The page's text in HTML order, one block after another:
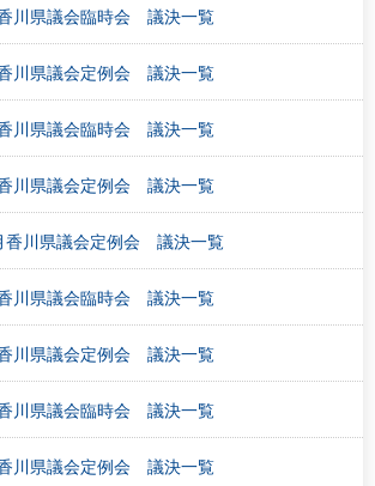
川県議会臨時会 議決一覧
川県議会定例会 議決一覧
川県議会臨時会 議決一覧
川県議会定例会 議決一覧
香川県議会定例会 議決一覧
川県議会臨時会 議決一覧
川県議会定例会 議決一覧
川県議会臨時会 議決一覧
川県議会定例会 議決一覧